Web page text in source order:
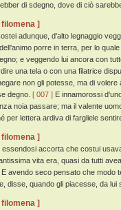
di sdegno, dove di ciò
filomena ]
adunque, d'alto legnaggio
porre in terra, per lo
e veggendo lui ancora con
una tela o con una filatrice
non gli potesse, ma di
degno. [ 007 ] E innamorossi
noia passare; ma il valente
per lettera ardiva di fargliele
filomena ]
essendosi accorta che costui
vita era, quasi da tutti
E avendo seco pensato che modo
disse, quando gli piacesse, da lui
filomena ]